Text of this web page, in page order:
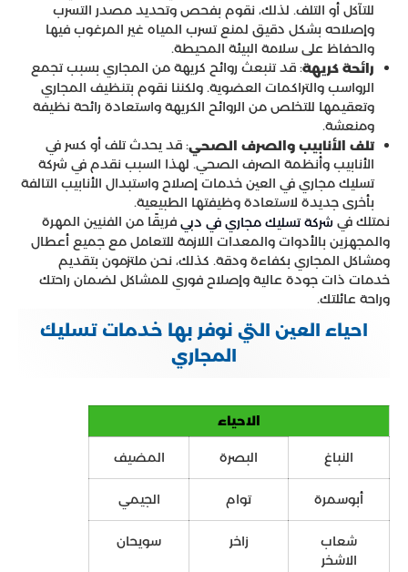
للتآكل أو التلف. لذلك، نقوم بفحص وتحديد مصدر التسرب
وإصلاحه بشكل دقيق لمنع تسرب المياه غير المرغوب فيها
والحفاظ على سلامة البيئة المحيطة.
رائحة كريهة: قد تنبعث روائح كريهة من المجاري بسبب تجمع
الرواسب والتراكمات العضوية. ولكننا نقوم بتنظيف المجاري
وتعقيمها للتخلص من الروائح الكريهة واستعادة رائحة نظيفة
ومنعشة.
تلف الأنابيب والصرف الصحي: قد يحدث تلف أو كسر في
الأنابيب وأنظمة الصرف الصحي. لهذا السبب نقدم في شركة
تسليك مجاري في العين خدمات إصلاح واستبدال الأنابيب التالفة
بأخرى جديدة لاستعادة وظيفتها الطبيعية.
نمتلك في شركة تسليك مجاري في دبي فريقًا من الفنيين المهرة
والمجهزين بالأدوات والمعدات اللازمة للتعامل مع جميع أعطال
ومشاكل المجاري بكفاءة ودقة. كذلك، نحن ملتزمون بتقديم
خدمات ذات جودة عالية وإصلاح فوري للمشاكل لضمان راحتك
وراحة عائلتك.
احياء العين التي نوفر بها خدمات تسليك
المجاري
الاحياء
النباغ البصرة المضيف
أبوسمرة توام الجيمي
شعاب
الاشخر
زاخر سويحان